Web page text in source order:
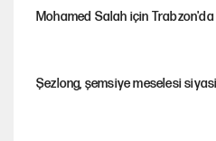
Mohamed Salah için
Şezlong, şemsiye meselesi